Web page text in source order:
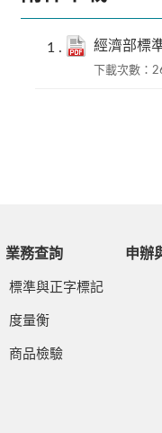
經濟部標
下載次數：
業務查詢
標準與正字標記
度量衡
商品檢驗
申辦